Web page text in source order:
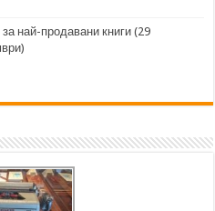
най-продавани книги (29